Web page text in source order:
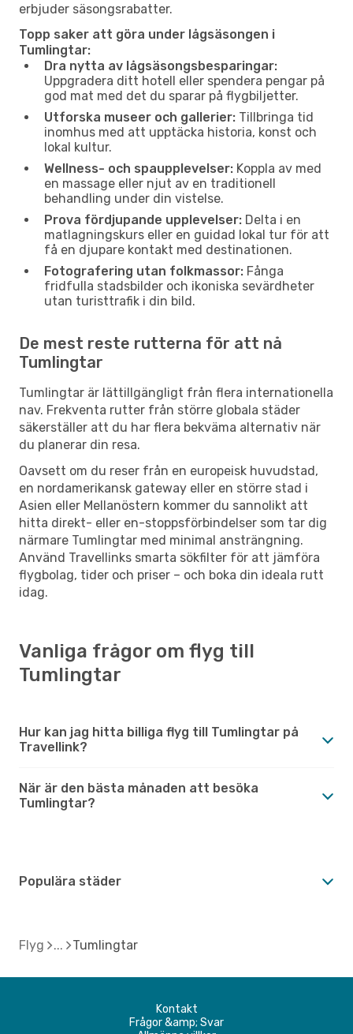
erbjuder säsongsrabatter.
Topp saker att göra under lågsäsongen i
Tumlingtar:
Dra nytta av lågsäsongsbesparingar:
Uppgradera ditt hotell eller spendera pengar på
god mat med det du sparar på flygbiljetter.
Utforska museer och gallerier: Tillbringa tid
inomhus med att upptäcka historia, konst och
lokal kultur.
Wellness- och spaupplevelser: Koppla av med
en massage eller njut av en traditionell
behandling under din vistelse.
Prova fördjupande upplevelser: Delta i en
matlagningskurs eller en guidad lokal tur för att
få en djupare kontakt med destinationen.
Fotografering utan folkmassor: Fånga
fridfulla stadsbilder och ikoniska sevärdheter
utan turisttrafik i din bild.
De mest reste rutterna för att nå
Tumlingtar
Tumlingtar är lättillgängligt från flera internationella
nav. Frekventa rutter från större globala städer
säkerställer att du har flera bekväma alternativ när
du planerar din resa.
Oavsett om du reser från en europeisk huvudstad,
en nordamerikansk gateway eller en större stad i
Asien eller Mellanöstern kommer du sannolikt att
hitta direkt- eller en-stoppsförbindelser som tar dig
närmare Tumlingtar med minimal ansträngning.
Använd Travellinks smarta sökfilter för att jämföra
flygbolag, tider och priser – och boka din ideala rutt
idag.
Vanliga frågor om flyg till
Tumlingtar
Hur kan jag hitta billiga flyg till Tumlingtar på
Travellink?
När är den bästa månaden att besöka
Tumlingtar?
Populära städer
Flyg Tumlingtar
Kontakt
Frågor &amp; Svar